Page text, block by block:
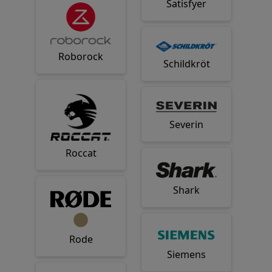
Roborock
Roccat
Rode
Satisfyer
Schildkröt
Severin
Shark
Siemens